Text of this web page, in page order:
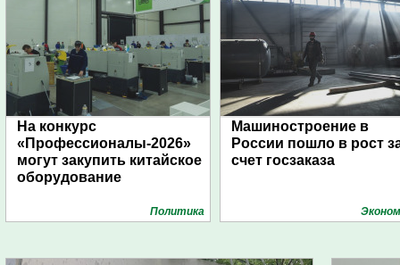
На конкурс
«Профессионалы-2026»
могут закупить китайское
оборудование
Политика
Машиностроение в
России пошло в рост
счет госзаказа